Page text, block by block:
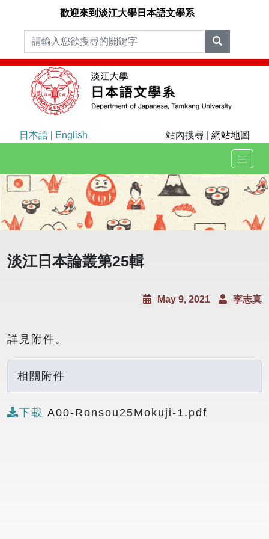
歡迎來到淡江大學日本語文學系
日本語 English 站內搜尋 | 網站地圖
淡江日本論叢第25輯
May 9, 2021 李志真
詳見附件。
相關附件
下載 A00-Ronsou25Mokuji-1.pdf